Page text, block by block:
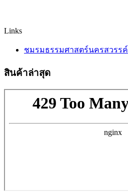
Links
ชมรมธรรมศาสตร์นครสวรรค์
สินค้าล่าสุด